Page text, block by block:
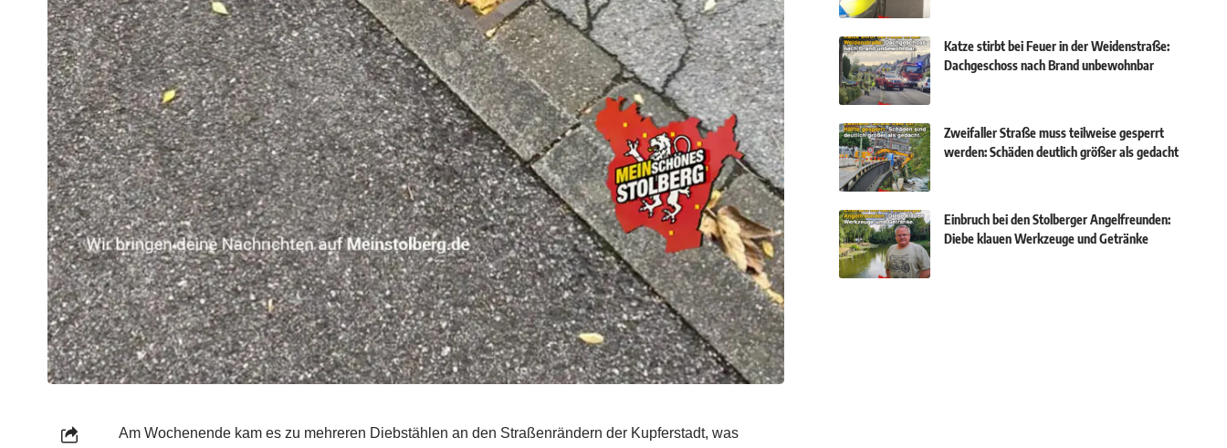
Am Wochenende kam es zu mehreren Diebstählen an den Straßenrändern der Kupferstadt, was
Katze stirbt bei Feuer in der Weidenstraße:
Dachgeschoss nach Brand unbewohnbar
Zweifaller Straße muss teilweise gesperrt
werden: Schäden deutlich größer als gedacht
Einbruch bei den Stolberger Angelfreunden:
Diebe klauen Werkzeuge und Getränke